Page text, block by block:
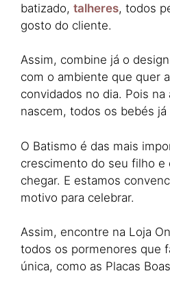
batizado, talheres, todos
gosto do cliente.
Assim, combine já o
com o ambiente que quer
convidados no dia. Pois na
nascem, todos os bebés
O Batismo é das mais
crescimento do seu filho e
chegar. E estamos
motivo para celebrar.
Assim, encontre na Loja
todos os pormenores que
única, como as Placas